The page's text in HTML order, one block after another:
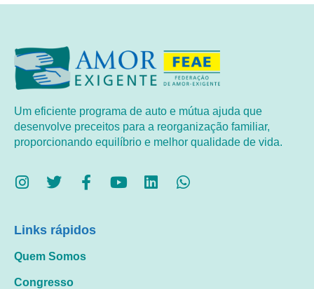
Um eficiente programa de auto e mútua ajuda que
desenvolve preceitos para a reorganização familiar,
proporcionando equilíbrio e melhor qualidade de vida.
Links rápidos
Quem Somos
Congresso